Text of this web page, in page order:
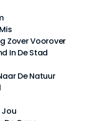
Zover Voorover
In De Stad
De Natuur
Jou